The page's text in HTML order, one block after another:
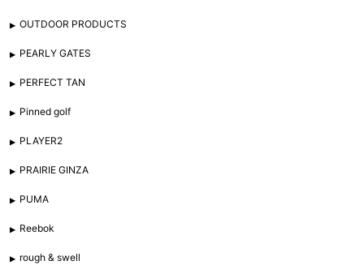
OUTDOOR PRODUCTS
PEARLY GATES
PERFECT TAN
Pinned golf
PLAYER2
PRAIRIE GINZA
PUMA
Reebok
rough & swell